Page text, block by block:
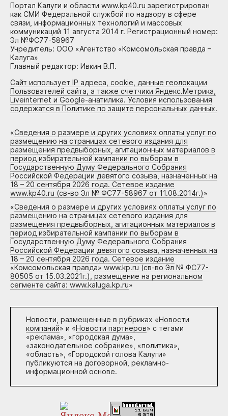
Портал Калуги и области www.kp40.ru зарегистрирован
как СМИ Федеральной службой по надзору в сфере
связи, информационных технологий и массовых
коммуникаций 11 августа 2014 г. Регистрационный номер:
Эл №ФС77-58967
Учредитель: ООО «Агентство «Комсомольская правда –
Калуга»
Главный редактор: Ивкин В.П.
Сайт использует IP адреса, cookie, данные геолокации
Пользователей сайта, а также счетчики Яндекс.Метрика,
Liveinternet и Google-анатилика. Условия использования
содержатся в Политике по защите персональных данных.
«Сведения о размере и других условиях оплаты услуг по
размещению на страницах сетевого издания для
размещения предвыборных, агитационных материалов в
период избирательной кампании по выборам в
Государственную Думу Федерального Собрания
Российской Федерации девятого созыва, назначенных на
18 – 20 сентября 2026 года. Сетевое издание
www.kp40.ru (св-во Эл № ФС77-58967 от 11.08.2014г.)»
«Сведения о размере и других условиях оплаты услуг по
размещению на страницах сетевого издания для
размещения предвыборных, агитационных материалов в
период избирательной кампании по выборам в
Государственную Думу Федерального Собрания
Российской Федерации девятого созыва, назначенных на
18 – 20 сентября 2026 года. Сетевое издание
«Комсомольская правда» www.kp.ru (св-во Эл № ФС77-
80505 от 15.03.2021г.), размещение на региональном
сегменте сайта: www.kaluga.kp.ru»
Новости, размещенные в рубриках «Новости
компаний» и «Новости партнеров» с тегами
«реклама», «городская дума»,
«законодательное собрание», «политика»,
«область», «Городской голова Калуги»
публикуются на договорной, рекламно-
информационной основе.